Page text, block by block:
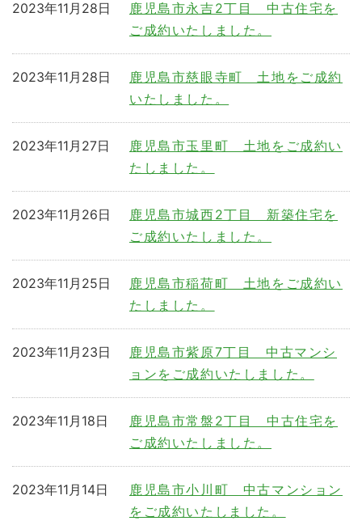
鹿児島市永吉2丁目 中古住宅を
ご成約いたしました。
2023年11月28日
鹿児島市慈眼寺町 土地をご成約
いたしました。
2023年11月28日
鹿児島市玉里町 土地をご成約い
たしました。
2023年11月27日
鹿児島市城西2丁目 新築住宅を
ご成約いたしました。
2023年11月26日
鹿児島市稲荷町 土地をご成約い
たしました。
2023年11月25日
鹿児島市紫原7丁目 中古マンシ
ョンをご成約いたしました。
2023年11月23日
鹿児島市常盤2丁目 中古住宅を
ご成約いたしました。
2023年11月18日
鹿児島市小川町 中古マンション
をご成約いたしました。
2023年11月14日